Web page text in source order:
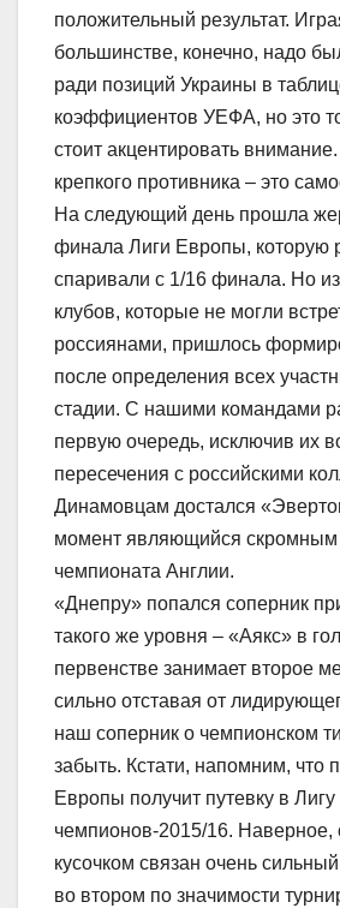
положительный результат.
большинстве, конечно, надо
ради позиций Украины в
коэффициентов УЕФА, но это
стоит акцентировать
крепкого противника – это
На следующий день прошла
финала Лиги Европы, которую
спаривали с 1/16 финала. Но
клубов, которые не могли
россиянами, пришлось
после определения всех
стадии. С нашими командами
первую очередь, исключив их
пересечения с российскими
Динамовцам достался
момент являющийся скромным
чемпионата Англии.
«Днепру» попался соперник
такого же уровня – «Аякс» в
первенстве занимает второе
сильно отставая от
наш соперник о чемпионском
забыть. Кстати, напомним, что
Европы получит путевку в Лигу
чемпионов-2015/16. Наверное,
кусочком связан очень
во втором по значимости